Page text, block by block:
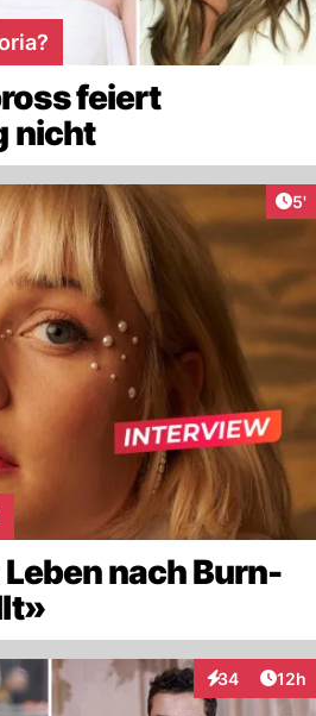
feiert
nicht
5'
nach Burn-
34
Interaktionen
12h